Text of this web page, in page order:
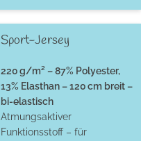
Sport-Jersey
220 g/m² – 87% Polyester,
13% Elasthan – 120 cm breit –
bi-elastisch
Atmungsaktiver
Funktionsstoff – für